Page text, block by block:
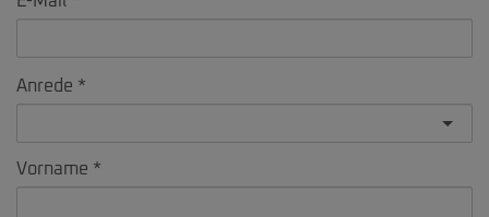
Anrede
Vorname